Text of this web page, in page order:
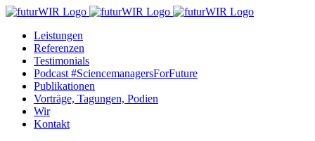
Zum
springenLeistungen
Referenzen
Testimonials
Podcast #SciencemanagersForFuture
Publikationen
Vorträge, Tagungen, Podien
Wir
Kontakt